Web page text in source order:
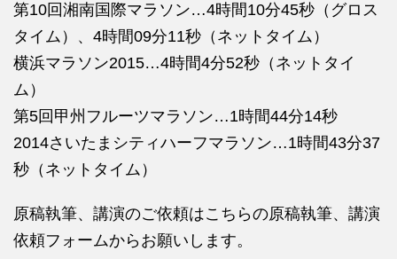
第10回湘南国際マラソン…4時間10分45秒（グロス
タイム）、4時間09分11秒（ネットタイム）
横浜マラソン2015…4時間4分52秒（ネットタイ
ム）
第5回甲州フルーツマラソン…1時間44分14秒
2014さいたまシティハーフマラソン…1時間43分37
秒（ネットタイム）
原稿執筆、講演のご依頼はこちらの原稿執筆、講演
依頼フォームからお願いします。